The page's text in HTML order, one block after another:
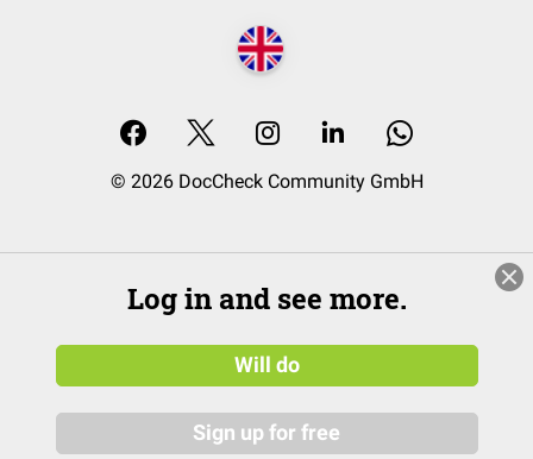
© 2026 DocCheck Community GmbH
Log in and see more.
Will do
Sign up for free